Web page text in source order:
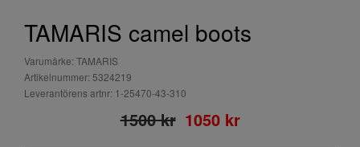
TAMARIS camel boots
Varumärke: TAMARIS
Artikelnummer: 5324219
Leverantörens artnr: 1-25470-43-310
1500 kr 1050 kr